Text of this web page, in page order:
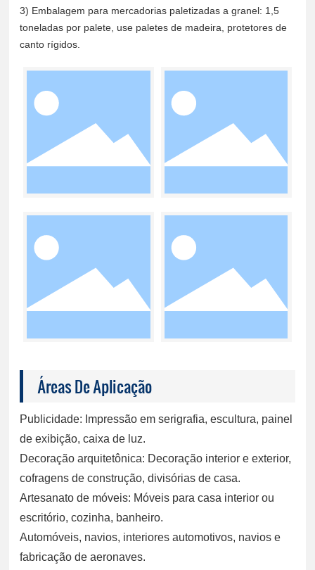
3) Embalagem para mercadorias paletizadas a granel: 1,5
toneladas por palete, use paletes de madeira, protetores de
canto rígidos.
Áreas De Aplicação
Publicidade: Impressão em serigrafia, escultura, painel
de exibição, caixa de luz.
Decoração arquitetônica: Decoração interior e exterior,
cofragens de construção, divisórias de casa.
Artesanato de móveis: Móveis para casa interior ou
escritório, cozinha, banheiro.
Automóveis, navios, interiores automotivos, navios e
fabricação de aeronaves.